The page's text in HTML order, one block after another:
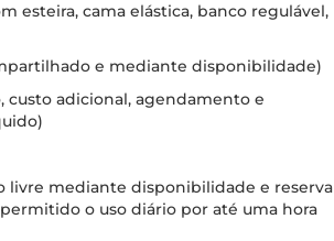
esteira, cama elástica, banco regulável,
e mediante disponibilidade)
custo adicional, agendamento e
livre mediante disponibilidade e reserva
o uso diário por até uma hora